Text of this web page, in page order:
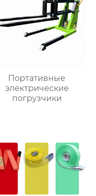
Портативные
электрические
погрузчики